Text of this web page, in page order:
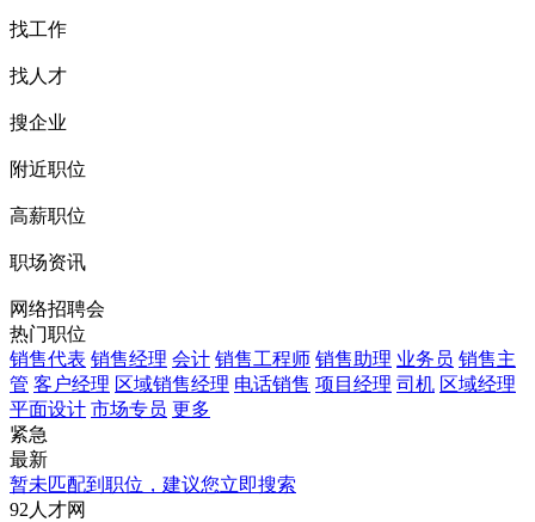
找工作
找人才
搜企业
附近职位
高薪职位
职场资讯
网络招聘会
热门职位
销售代表 销售经理 会计 销售工程师 销售助理 业务员 销售主
管 客户经理 区域销售经理 电话销售 项目经理 司机 区域经理
平面设计 市场专员 更多
紧急
最新
暂未匹配到职位，建议您立即搜索
92人才网